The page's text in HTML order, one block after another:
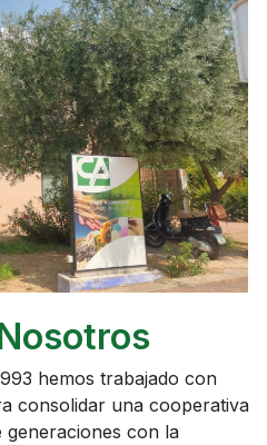
hemos trabajado con
consolidar una cooperativa
generaciones con la